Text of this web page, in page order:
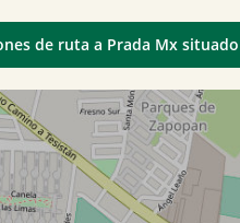
de ruta a Prada Mx